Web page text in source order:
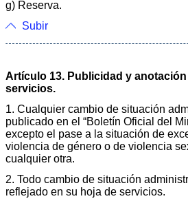
g) Reserva.
Subir
Artículo 13. Publicidad y
servicios.
1. Cualquier cambio de situación
publicado en el “Boletín Oficial del
excepto el pase a la situación de
violencia de género o de violencia
cualquier otra.
2. Todo cambio de situación
reflejado en su hoja de servicios.